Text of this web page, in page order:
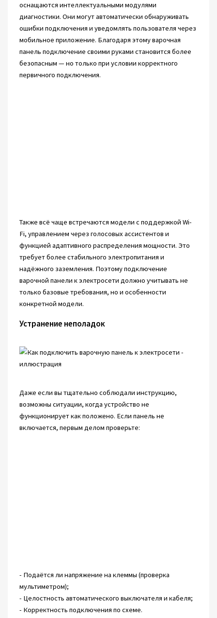
оснащаются интеллектуальными модулями
диагностики. Они могут автоматически обнаруживать
ошибки подключения и уведомлять пользователя через
мобильное приложение. Благодаря этому варочная
панель подключение своими руками становится более
безопасным — но только при условии корректного
первичного подключения.
Также всё чаще встречаются модели с поддержкой Wi-
Fi, управлением через голосовых ассистентов и
функцией адаптивного распределения мощности. Это
требует более стабильного электропитания и
надёжного заземления. Поэтому подключение
варочной панели к электросети должно учитывать не
только базовые требования, но и особенности
конкретной модели.
Устранение неполадок
Даже если вы тщательно соблюдали инструкцию,
возможны ситуации, когда устройство не
функционирует как положено. Если панель не
включается, первым делом проверьте:
- Подаётся ли напряжение на клеммы (проверка
мультиметром);
- Целостность автоматического выключателя и кабеля;
- Корректность подключения по схеме.